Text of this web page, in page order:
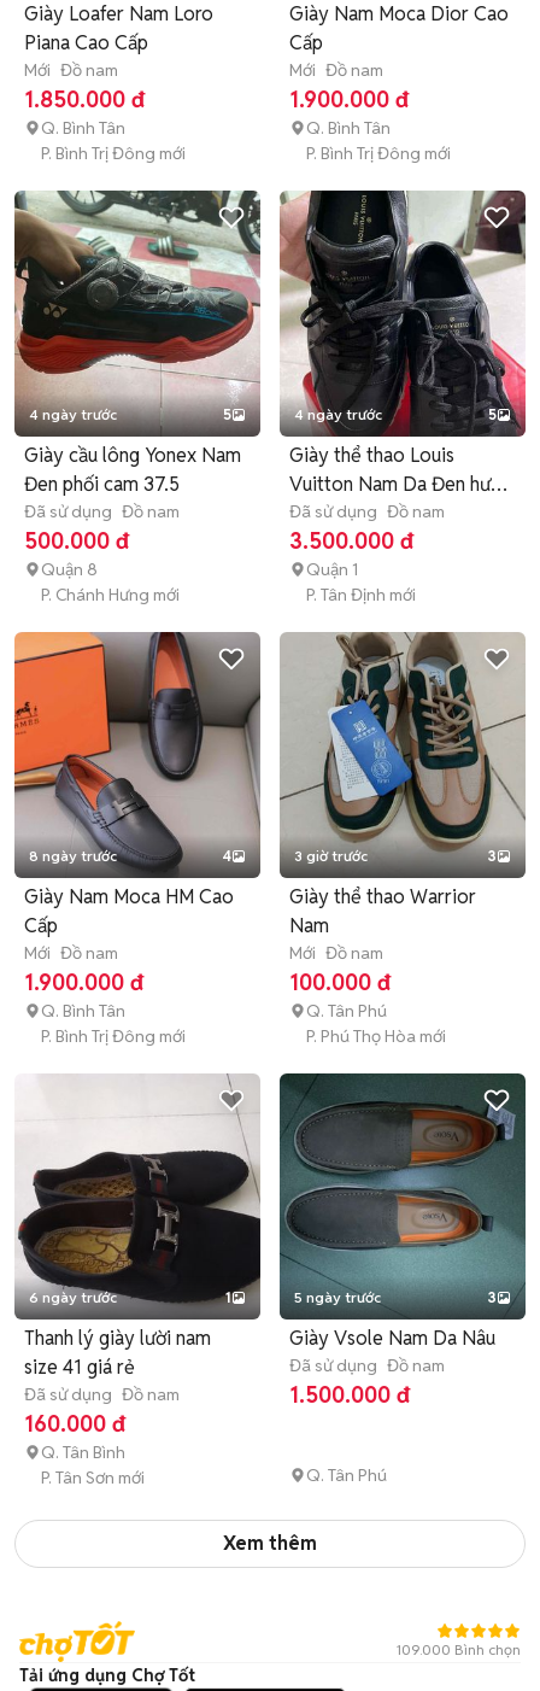
Giày Loafer Nam Loro
Piana Cao Cấp
Mới Đồ nam
1.850.000 đ
Q. Bình Tân
P. Bình Trị Đông mới
Giày Nam Moca Dior Cao
Cấp
Mới Đồ nam
1.900.000 đ
Q. Bình Tân
P. Bình Trị Đông mới
4 ngày trước 5
Giày cầu lông Yonex Nam
Đen phối cam 37.5
Đã sử dụng Đồ nam
500.000 đ
Quận 8
P. Chánh Hưng mới
4 ngày trước 5
Giày thể thao Louis
Vuitton Nam Da Đen hư
mục đế
Đã sử dụng Đồ nam
3.500.000 đ
Quận 1
P. Tân Định mới
8 ngày trước 4
Giày Nam Moca HM Cao
Cấp
Mới Đồ nam
1.900.000 đ
Q. Bình Tân
P. Bình Trị Đông mới
3 giờ trước 3
Giày thể thao Warrior
Nam
Mới Đồ nam
100.000 đ
Q. Tân Phú
P. Phú Thọ Hòa mới
6 ngày trước 1
Thanh lý giày lười nam
size 41 giá rẻ
Đã sử dụng Đồ nam
160.000 đ
Q. Tân Bình
P. Tân Sơn mới
5 ngày trước 3
Giày Vsole Nam Da Nâu
Đã sử dụng Đồ nam
1.500.000 đ
Q. Tân Phú
Xem thêm
109.000 Bình chọn
Tải ứng dụng Chợ Tốt